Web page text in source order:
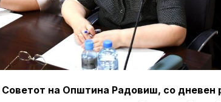
на Општина Радовиш, со дневен